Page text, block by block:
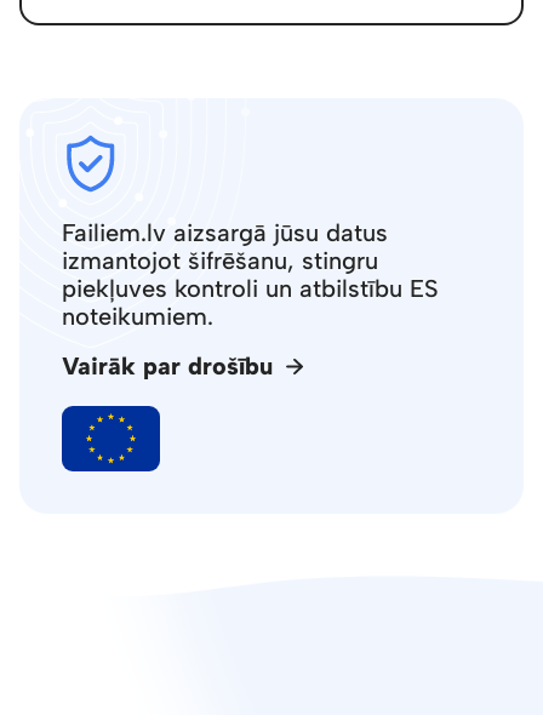
Failiem.lv aizsargā jūsu datus
izmantojot šifrēšanu, stingru
piekļuves kontroli un atbilstību ES
noteikumiem.
Vairāk par drošību